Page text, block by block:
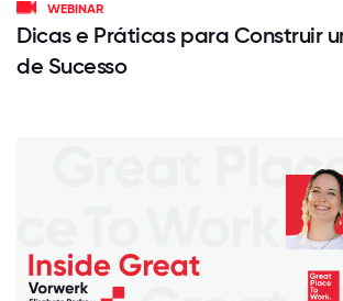
WEBINAR
Dicas e Práticas para Construir
de Sucesso